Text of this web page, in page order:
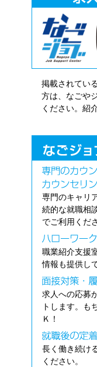
掲載されてい
方は、なごや
ください。紹
専門のキャリ
続的な就職相
でご利用くだ
職業紹介支援
情報も提供し
求人への応募
トします。も
Ｋ！
長く働き続け
ください。